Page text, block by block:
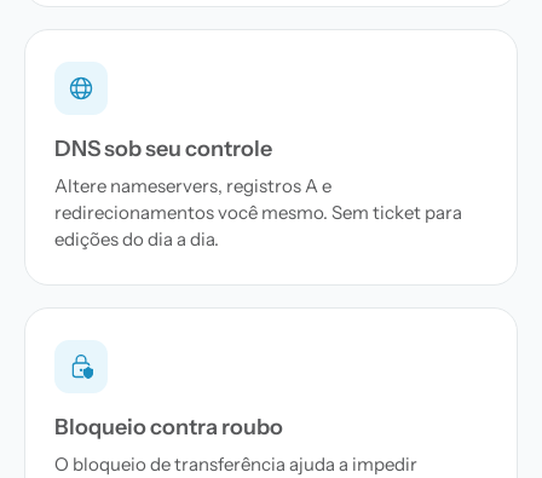
DNS sob seu controle
Altere nameservers, registros A e
redirecionamentos você mesmo. Sem ticket para
edições do dia a dia.
Bloqueio contra roubo
O bloqueio de transferência ajuda a impedir